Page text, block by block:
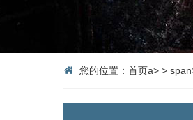
您的位置： 首页a> >